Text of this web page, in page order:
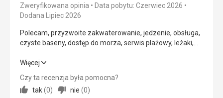
Usługi 5,0
Zweryfikowana opinia
Data pobytu: Czerwiec 2026
Dodana Lipiec 2026
Polecam, przyzwoite zakwaterowanie, jedzenie, obsługa,
czyste baseny, dostęp do morza, serwis plażowy, leżaki,
Polecam, przyzwoite zakwaterowanie, jedzenie, obsługa,
relaksujący wieczór przy muzyce i drinkach.
Więcej
Czy ta recenzja była pomocna?
tak(0) nie (0)